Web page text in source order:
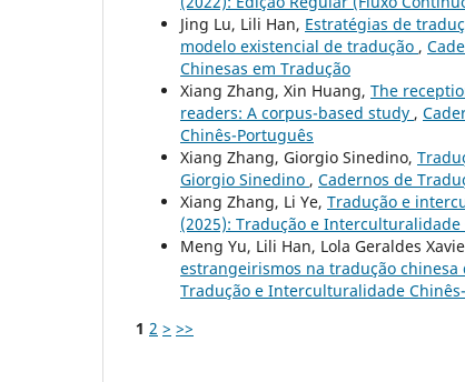
Jing Lu, Lili Han, Estratégias de
modelo existencial de tradução ,
Chinesas em Tradução
Xiang Zhang, Xin Huang, The
readers: A corpus-based study ,
Chinês-Português
Xiang Zhang, Giorgio Sinedino,
Giorgio Sinedino , Cadernos de
Xiang Zhang, Li Ye, Tradução e
(2025): Tradução e Interculturalidade
Meng Yu, Lili Han, Lola Geraldes
estrangeirismos na tradução chinesa
Tradução e Interculturalidade
1 2 > >>